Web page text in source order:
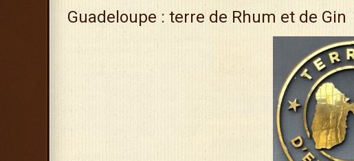
Guadeloupe : terre de Rhum et de Gin